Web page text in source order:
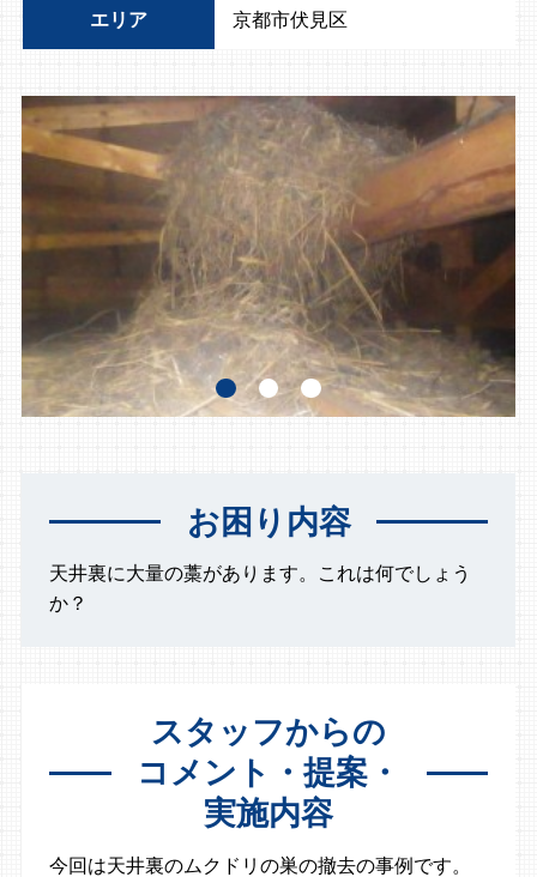
エリア 京都市伏見区
お困り内容
天井裏に大量の藁があります。これは何でしょう
か？
スタッフからの
コメント・提案・
実施内容
今回は天井裏のムクドリの巣の撤去の事例です。